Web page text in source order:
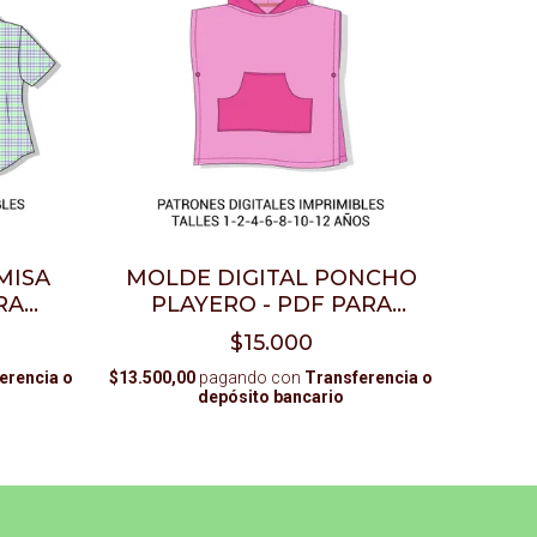
o
MOLDE DIGITAL PONCHO
PLAYERO - PDF PARA
IMPRIMIR
$15.000
$13.500,00 pagando con Transferencia o
depósito bancario